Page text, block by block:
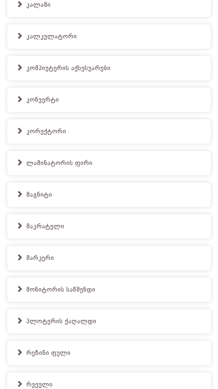
კალამი
კალკულატორი
კომპიუტერის აქსესუარები
კონვერტი
კორექტორი
ლამინატორის ფირი
მაგნიტი
მაკრატელი
მარკერი
მონიტორის საწმენდი
პლოტერის ქაღალდი
რეზინი ფული
რვეული